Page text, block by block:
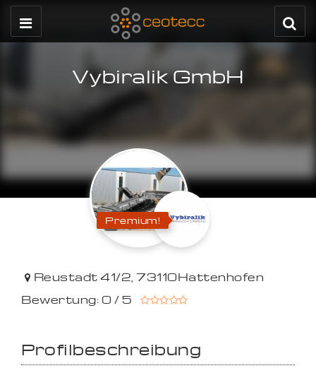
Vybiralik GmbH
Premium!
Reustadt 41/2,73110Hattenhofen
Bewertung: 0 / 5
Profilbeschreibung